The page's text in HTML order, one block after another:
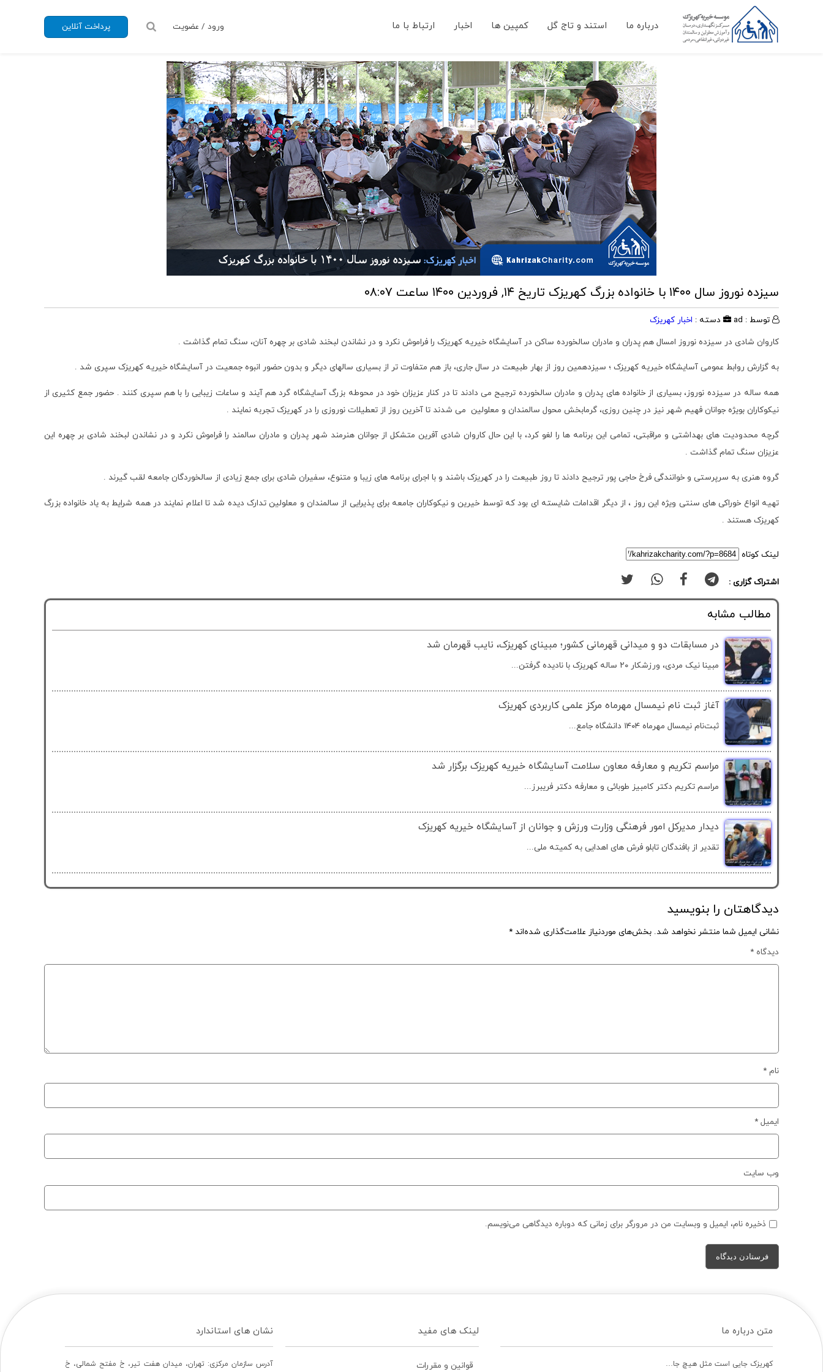
درباره ما استند و تاج گل کمپین ها اخبار ارتباط با ما پرداخت آنلاین ورود / عضویت
سیزده نوروز سال ۱۴۰۰ با خانواده بزرگ کهریزک تاریخ ۱۴, فروردین ۱۴۰۰ ساعت ۰۸:۰۷
توسط : ad دسته : اخبار کهریزک
کاروان شادی در سیزده نوروز امسال هم پدران و مادران سالخورده ساکن در آسایشگاه خیریه کهریزک را فراموش نکرد و در نشاندن لبخند شادی بر چهره آنان، سنگ تمام گذاشت .
به گزارش روابط عمومی آسایشگاه خیریه کهریزک ؛ سیزدهمین روز از بهار طبیعت در سال جاری، باز هم متفاوت تر از بسیاری سالهای دیگر و بدون حضور انبوه جمعیت در آسایشگاه خیریه کهریزک سپری شد .
همه ساله در سیزده نوروز، بسیاری از خانواده های پدران و مادران سالخورده ترجیح می دادند تا در کنار عزیزان خود در محوطه بزرگ آسایشگاه گرد هم آیند و ساعات زیبایی را با هم سپری کنند . حضور جمع کثیری از
نیکوکاران بویژه جوانان فهیم شهر نیز در چنین روزی، گرمابخش محول سالمندان و معلولین می شدند تا آخرین روز از تعطیلات نوروزی را در کهریزک تجربه نمایند .
گرچه محدودیت های بهداشتی و مراقبتی، تمامی این برنامه ها را لغو کرد، با این حال کاروان شادی آفرین متشکل از جوانان هنرمند شهر پدران و مادران سالمند را فراموش نکرد و در نشاندن لبخند شادی بر چهره این
عزیزان سنگ تمام گذاشت .
گروه هنری به سرپرستی و خوانندگی فرخ حاجی پور ترجیح دادند تا روز طبیعت را در کهریزک باشند و با اجرای برنامه های زیبا و متنوع، سفیران شادی برای جمع زیادی از سالخوردگان جامعه لقب گیرند .
تهیه انواع خوراکی های سنتی ویژه این روز ، از دیگر اقدامات شایسته ای بود که توسط خیرین و نیکوکاران جامعه برای پذیرایی از سالمندان و معلولین تدارک دیده شد تا اعلام نمایند در همه شرایط به یاد خانواده بزرگ
کهریزک هستند .
لینک کوتاه
اشتراک گزاری :
مطالب مشابه
در مسابقات دو و میدانی قهرمانی کشور؛ مبینای کهریزک، نایب قهرمان شد
مبینا نیک مردی، ورزشکار ۲۰ ساله کهریزک با نادیده گرفتن...
آغاز ثبت نام نیمسال مهرماه مرکز علمی کاربردی کهریزک
ثبت‌نام نیمسال مهرماه ۱۴۰۴ دانشگاه جامع...
مراسم تکریم و معارفه معاون سلامت آسایشگاه خیریه کهریزک برگزار شد
مراسم تکریم دکتر کامبیز طوبائی و معارفه دکتر فریبرز...
دیدار مدیرکل امور فرهنگی وزارت ورزش و جوانان از آسایشگاه خیریه کهریزک
تقدیر از بافندگان تابلو فرش های اهدایی به کمیته ملی...
دیدگاهتان را بنویسید
نشانی ایمیل شما منتشر نخواهد شد. بخش‌های موردنیاز علامت‌گذاری شده‌اند *
دیدگاه *
نام *
ایمیل *
وب‌ سایت
ذخیره نام، ایمیل و وبسایت من در مرورگر برای زمانی که دوباره دیدگاهی می‌نویسم.
متن درباره ما
کهریزک جایی است مثل هیچ جا…
لینک های مفید
قوانین و مقررات
نشان های استاندارد
آدرس سازمان مرکزی: تهران، ميدان هفت تير، خ مفتح شمالی، خ